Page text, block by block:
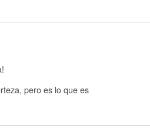
pero es lo que es